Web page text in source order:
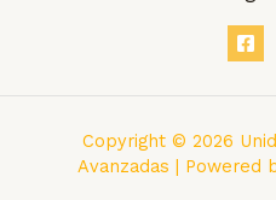
Copyright © 2026
Avanzadas | Powered